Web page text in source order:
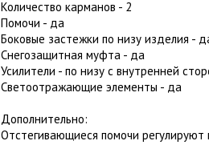
Количество карманов - 2
Помочи - да
Боковые застежки по низу изделия -
Снегозащитная муфта - да
Усилители - по низу с внутренней
Светоотражающие элементы - да
Дополнительно:
Отстегивающиеся помочи регулируют